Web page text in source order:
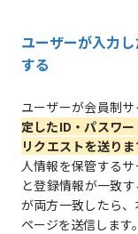
ユーザーが入力
する
ユーザーが会員制
定したID・パスワ
リクエストを送りま
人情報を保管する
と登録情報が一致
が両方一致したら
ページを送信します。